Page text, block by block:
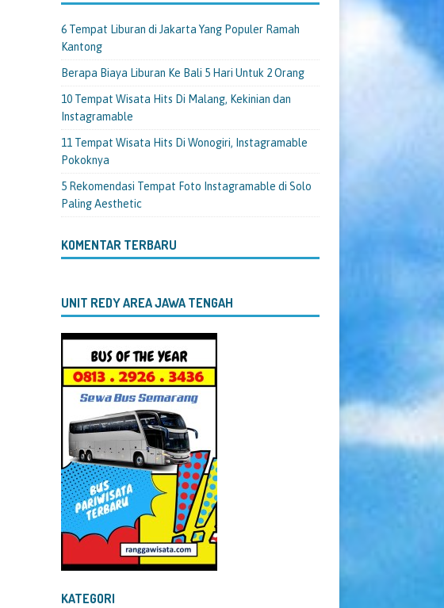
6 Tempat Liburan di Jakarta Yang Populer Ramah
Kantong
Berapa Biaya Liburan Ke Bali 5 Hari Untuk 2 Orang
10 Tempat Wisata Hits Di Malang, Kekinian dan
Instagramable
11 Tempat Wisata Hits Di Wonogiri, Instagramable
Pokoknya
5 Rekomendasi Tempat Foto Instagramable di Solo
Paling Aesthetic
KOMENTAR TERBARU
UNIT REDY AREA JAWA TENGAH
KATEGORI